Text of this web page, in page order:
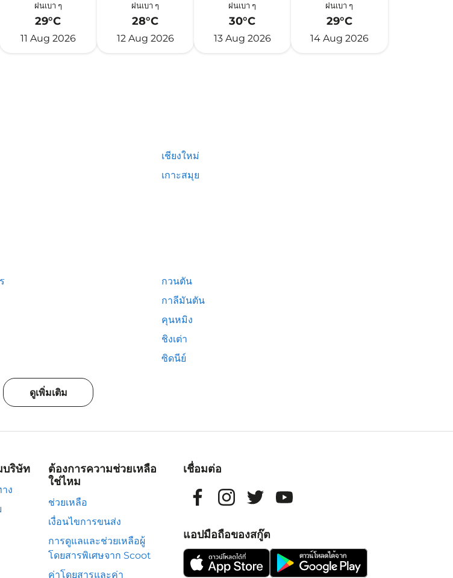
ฝนเบา ๆ
29°C
11 Aug 2026
ฝนเบา ๆ
28°C
12 Aug 2026
ฝนเบา ๆ
30°C
13 Aug 2026
ฝนเบา ๆ
29°C
14 Aug 2026
เชียงใหม่
เกาะสมุย
กวนตัน
กาลีมันตัน
คุนหมิง
ชิงเต่า
ซิดนีย์
ดูเพิ่มเติม
บริษัท
ง
ต้องการความช่วยเหลือ
ใช่ไหม
ช่วยเหลือ
เงื่อนไขการขนส่ง
การดูแลและช่วยเหลือผู้
โดยสารพิเศษจาก Scoot
ค่าโดยสารและค่า
เชื่อมต่อ
แอปมือถือของสกู๊ต